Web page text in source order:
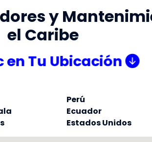
y
el Caribe
en Tu Ubicación
Perú
Ecuador
Estados Unidos